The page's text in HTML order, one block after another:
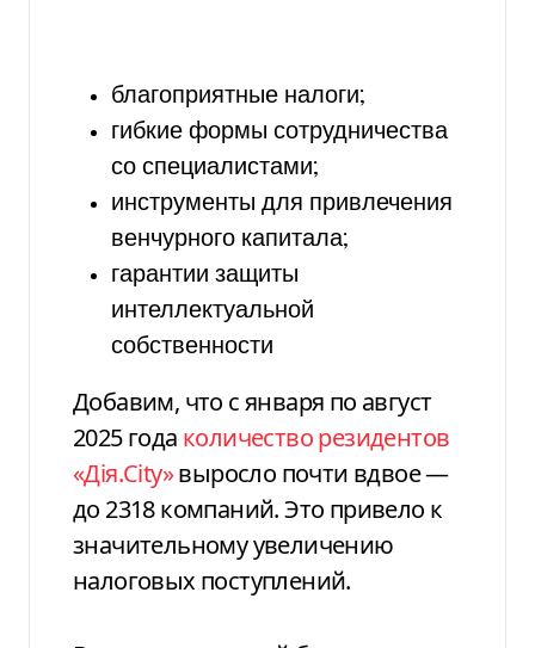
благоприятные налоги;
гибкие формы сотрудничества
со специалистами;
инструменты для привлечения
венчурного капитала;
гарантии защиты
интеллектуальной
собственности
Добавим, что с января по август
2025 года количество резидентов
«Дія.City»выросло почти вдвое —
до 2318 компаний. Это привело к
значительному увеличению
налоговых поступлений.